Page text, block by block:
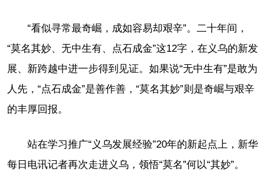
“看似寻常最奇崛，成如容易却艰辛”。二十年间，
“莫名其妙、无中生有、点石成金”这12字，在义乌的新发
展、新跨越中进一步得到见证。如果说“无中生有”是敢为
人先，“点石成金”是善作善，“莫名其妙”则是奇崛与艰辛
的丰厚回报。
站在学习推广“义乌发展经验”20年的新起点上，新华
每日电讯记者再次走进义乌，领悟“莫名”何以“其妙”。